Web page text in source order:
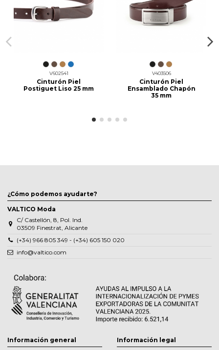
V602541
Cinturón Piel
Postiguet Liso 25 mm
V403506
Cinturón Piel
Ensamblado Chapón
35 mm
¿Cómo podemos ayudarte?
VALTICO Moda
C/ Castellón, 8, Pol. Ind.
03509 Finestrat, Alicante
(+34) 966 805 349 - (+34) 605 150 020
info@valtico.com
Información general Información legal